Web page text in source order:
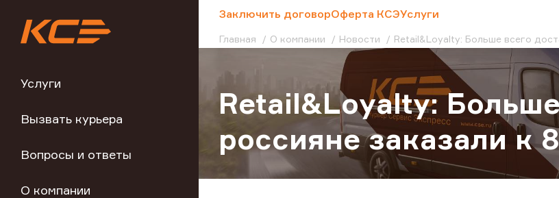
Услуги
Вызвать курьера
Вопросы и ответы
О компании
Заключить договорОферта КСЭУслуги
Главная О компании Новости Retail&Loyalty: Больше всего
Retail&Loyalty:
россияне заказали к